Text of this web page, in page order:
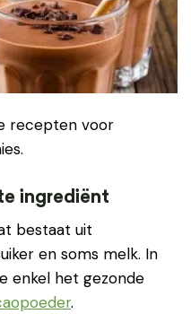
recepten voor
ingrediënt
bestaat uit
en soms melk. In
enkel het gezonde
.